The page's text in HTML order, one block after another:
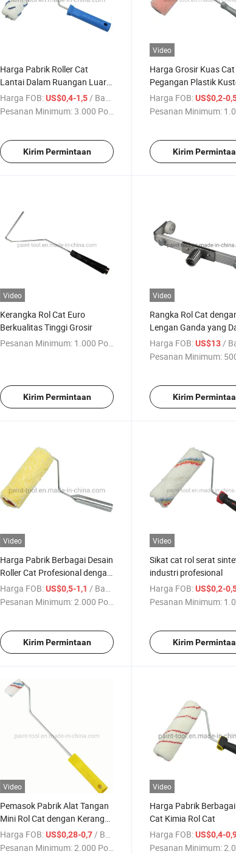
Harga Pabrik Roller Cat
Lantai Dalam Ruangan Luar
Ruangan 9 Inci Dijual
Harga FOB:US$0,4-1,5 / Bagian
Pesanan Minimum:3.000 Potong
Kirim Permintaan
Video
Harga Grosir Kuas
Pegangan Plastik
Cat
Harga FOB: US$0,2-
Pesanan Minimum:
Kirim
Video
Kerangka Rol Cat Euro
Berkualitas Tinggi Grosir
Pesanan Minimum: 1.000 Potong
Kirim Permintaan
Video
Rangka Rol Cat
Lengan Ganda yang
Disesuaikan dan Tiang
Perpanjangan
Harga FOB: US$13 /
Pesanan Minimum: 500
Kirim
Video
Harga Pabrik Berbagai Desain
Roller Cat Profesional dengan
Pegangan Logam
Harga FOB:US$0,5-1,1 / Bagian
Pesanan Minimum:2.000 Potong
Kirim Permintaan
Video
Sikat cat rol serat
industri profesional
Harga FOB: US$0,2-
Pesanan Minimum:
Kirim
Video
Pemasok Pabrik Alat Tangan
Mini Rol Cat dengan Kerangka
Tahan Lama
Harga FOB:US$0,28-0,7 / Bagian
Pesanan Minimum:2.000 Potong
Video
Harga Pabrik
Cat Kimia Rol Cat
Harga FOB: US$0,4-
Pesanan Minimum: